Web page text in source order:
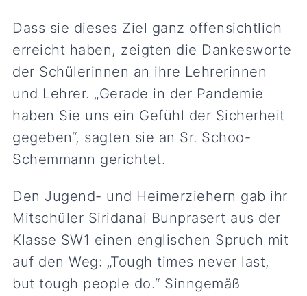
Dass sie dieses Ziel ganz offensichtlich
erreicht haben, zeigten die Dankesworte
der Schülerinnen an ihre Lehrerinnen
und Lehrer. „Gerade in der Pandemie
haben Sie uns ein Gefühl der Sicherheit
gegeben“, sagten sie an Sr. Schoo-
Schemmann gerichtet.
Den Jugend- und Heimerziehern gab ihr
Mitschüler Siridanai Bunprasert aus der
Klasse SW1 einen englischen Spruch mit
auf den Weg: „Tough times never last,
but tough people do.“ Sinngemäß